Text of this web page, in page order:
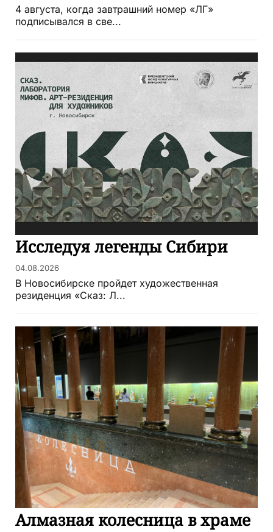
4 августа, когда завтрашний номер «ЛГ»
подписывался в све...
Исследуя легенды Сибири
04.08.2026
В Новосибирске пройдет художественная
резиденция «Сказ: Л...
Алмазная колесница в храме